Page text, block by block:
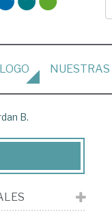
NUESTRAS
B.